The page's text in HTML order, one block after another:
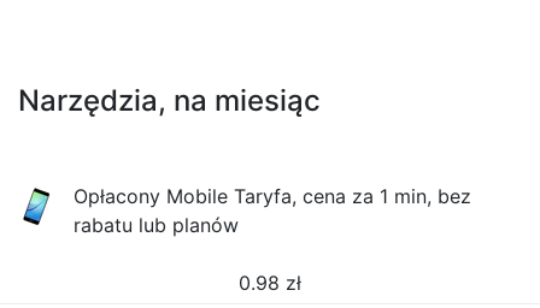
Narzędzia, na miesiąc
Opłacony Mobile Taryfa, cena za 1 min, bez
rabatu lub planów
0.98 zł